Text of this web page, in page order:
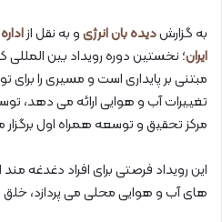
به گزارشدیده بان انرژیو به نقل از
ایران؛ نخستین دوره رویداد بین المللی
مبتنی بر پایداری است و مسیری را برای
تغییرات آب و هوایی ارائه می دهد،
مرکز تحقیق و توسعه همراه اول
این رویداد فرصتی برای افراد دغدغه‌
های آب و هوایی محلی می پردازد، خلق